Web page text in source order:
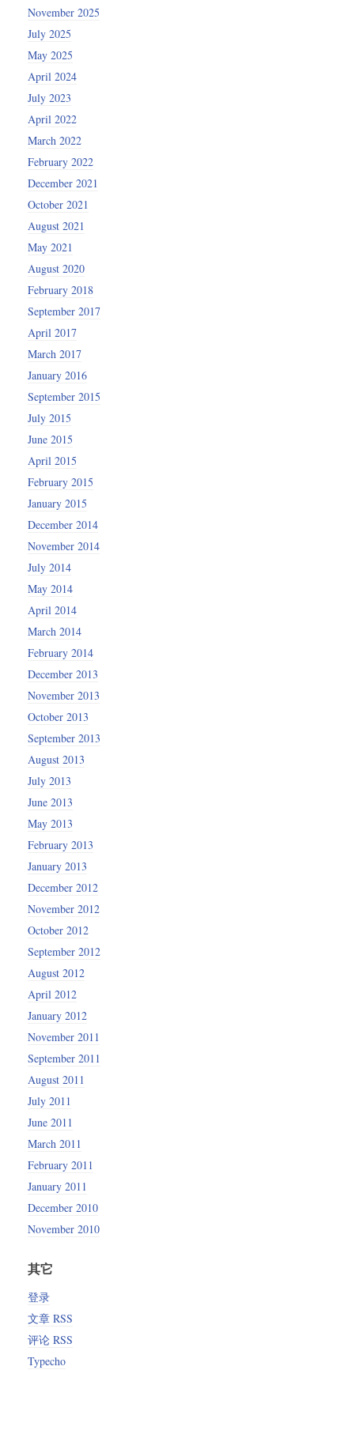
November 2025
July 2025
May 2025
April 2024
July 2023
April 2022
March 2022
February 2022
December 2021
October 2021
August 2021
May 2021
August 2020
February 2018
September 2017
April 2017
March 2017
January 2016
September 2015
July 2015
June 2015
April 2015
February 2015
January 2015
December 2014
November 2014
July 2014
May 2014
April 2014
March 2014
February 2014
December 2013
November 2013
October 2013
September 2013
August 2013
July 2013
June 2013
May 2013
February 2013
January 2013
December 2012
November 2012
October 2012
September 2012
August 2012
April 2012
January 2012
November 2011
September 2011
August 2011
July 2011
June 2011
March 2011
February 2011
January 2011
December 2010
November 2010
其它
登录
文章 RSS
评论 RSS
Typecho